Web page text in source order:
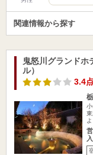
関連情報から探す
鬼怒川グランドホ
ル）
3.4